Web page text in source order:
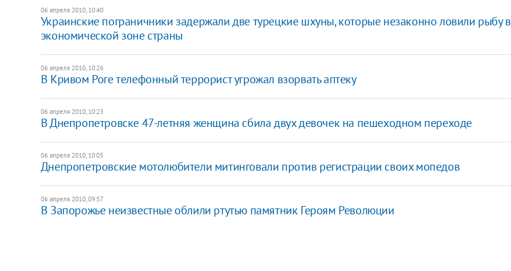
06 апреля 2010, 10:40
Украинские пограничники задержали две турецкие шхуны, которые незаконно ловили рыбу в
экономической зоне страны
06 апреля 2010, 10:26
В Кривом Роге телефонный террорист угрожал взорвать аптеку
06 апреля 2010, 10:23
В Днепропетровске 47-летняя женщина сбила двух девочек на пешеходном переходе
06 апреля 2010, 10:05
Днепропетровские мотолюбители митинговали против регистрации своих мопедов
06 апреля 2010, 09:57
В Запорожье неизвестные облили ртутью памятник Героям Революции